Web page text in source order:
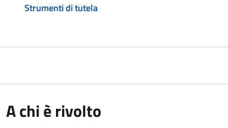
Strumenti di tutela
A chi è rivolto